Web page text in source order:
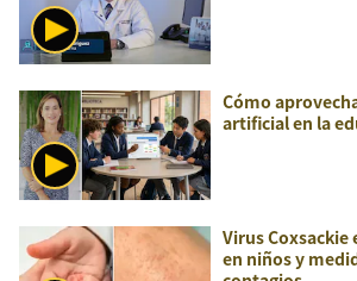
Cómo
artificial en la
Virus
en niños y